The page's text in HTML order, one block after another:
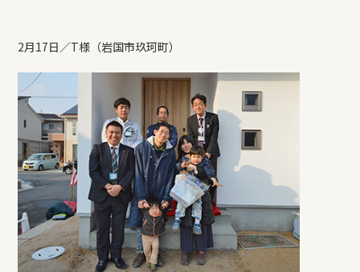
2月17日／T様（岩国市玖珂町）